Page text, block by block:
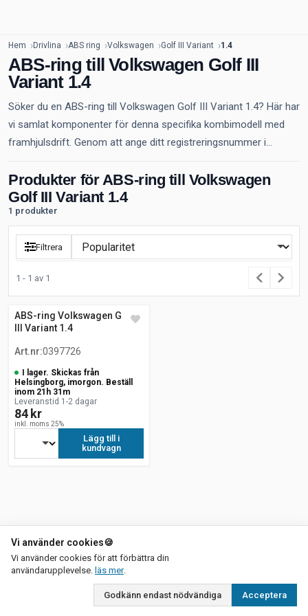
Hem Drivlina ABS ring Volkswagen Golf III Variant 1.4
ABS-ring till Volkswagen Golf III
Variant 1.4
Söker du en ABS-ring till Volkswagen Golf III Variant 1.4? Här har
vi samlat komponenter för denna specifika kombimodell med
framhjulsdrift. Genom att ange ditt registreringsnummer i...
Produkter för ABS-ring till Volkswagen
Golf III Variant 1.4
1 produkter
Filtrera
1 - 1 av 1
ABS-ring Volkswagen Golf
III Variant 1.4
Art.nr:0397726
I lager. Skickas från
Helsingborg, imorgon. Beställ
inom 21h 31m
Leveranstid 1-2 dagar
84 kr
inkl. moms 25%
Lägg till i
kundvagn
Vi använder cookies🍪
Vi använder cookies för att förbättra din
användarupplevelse. läs merom vår integritetspolicy
.
Godkänn endast nödvändiga Acceptera